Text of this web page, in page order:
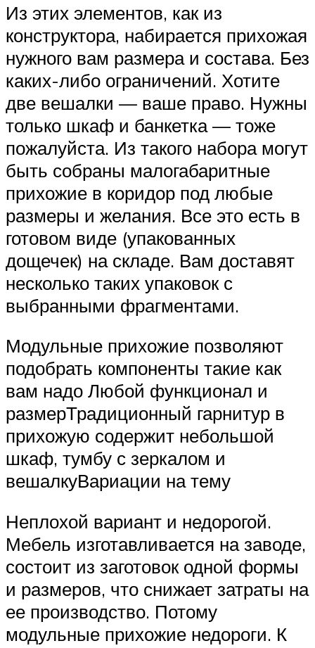
Из этих элементов, как из
конструктора, набирается прихожая
нужного вам размера и состава. Без
каких-либо ограничений. Хотите
две вешалки — ваше право. Нужны
только шкаф и банкетка — тоже
пожалуйста. Из такого набора могут
быть собраны малогабаритные
прихожие в коридор под любые
размеры и желания. Все это есть в
готовом виде (упакованных
дощечек) на складе. Вам доставят
несколько таких упаковок с
выбранными фрагментами.
Модульные прихожие позволяют
подобрать компоненты такие как
вам надо Любой функционал и
размерТрадиционный гарнитур в
прихожую содержит небольшой
шкаф, тумбу с зеркалом и
вешалкуВариации на тему
Неплохой вариант и недорогой.
Мебель изготавливается на заводе,
состоит из заготовок одной формы
и размеров, что снижает затраты на
ее производство. Потому
модульные прихожие недороги. К